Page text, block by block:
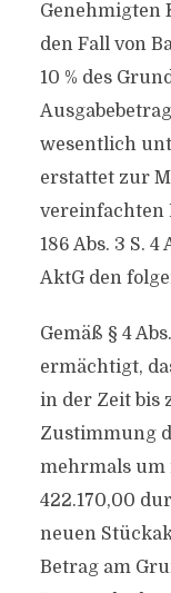
Genehmigten
den Fall von
10 % des
wesentlich
erstattet zur
vereinfachten
186 Abs. 3 S. 4
AktG den
Gemäß § 4
ermächtigt,
in der Zeit bis
Zustimmung
mehrmals um
422.170,00
neuen
Betrag am